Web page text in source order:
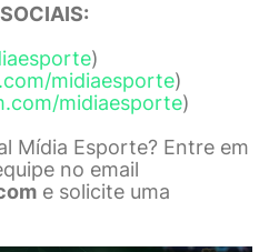
)
midiaesporte)
midiaesporte)
Mídia Esporte? Entre em
no email
e solicite uma